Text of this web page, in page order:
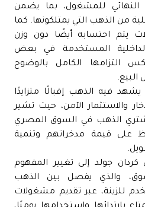
للمشغول، بما يضمن
من الذهب التي يمتلكونها. كما
يتم احتسابه أيضًا دون وزن
المستخدمة في بعض
التزامها الكامل بالوضوح
فيه الذهب إقبالًا متزايدًا
والاستثمار الآمن، حيث تشير
مشتري الذهب في السوق المصري
على قيمة مدخراتهم وتنمية
جولد إلى تغيير المفهوم
والذي يفصل بين الذهب
للزينة، عبر تقديم مشغولات